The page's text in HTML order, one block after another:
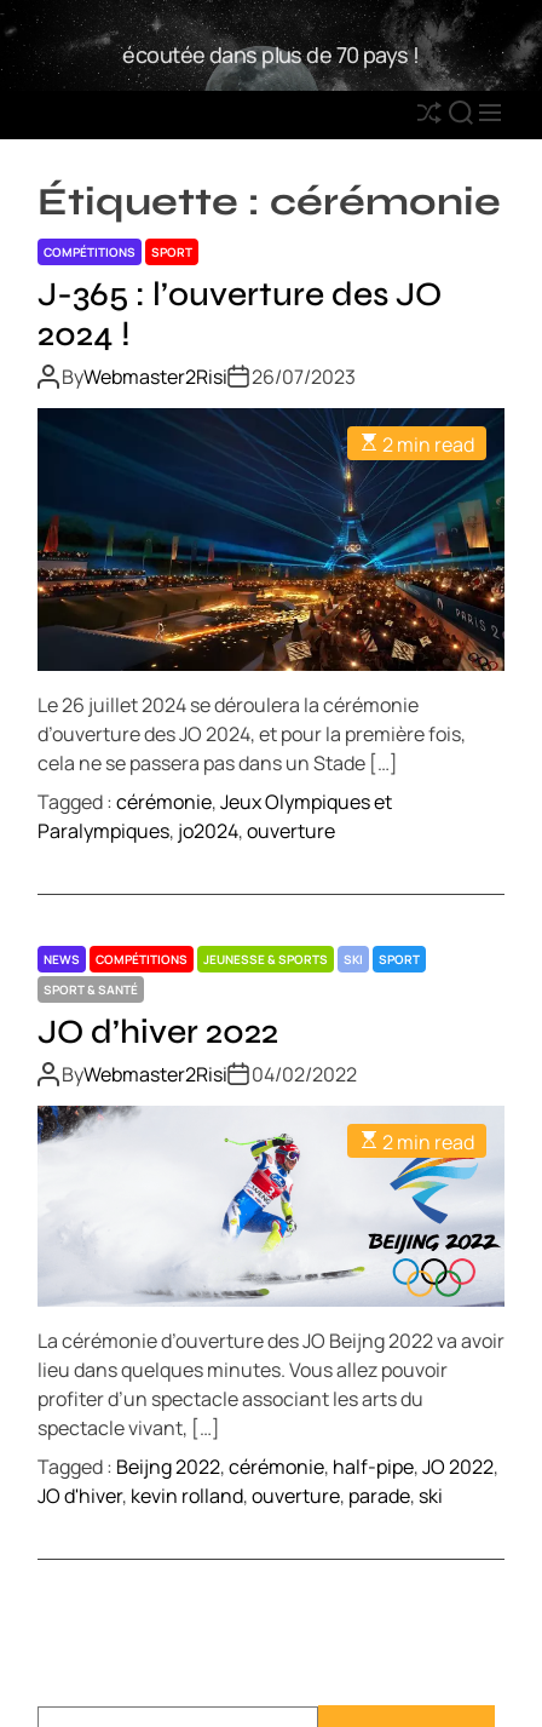
S
k
i
W
2
R
écoutée dans plus de 70 pays !
S
h
ff
S
E
R
M
E
U
Étiquette : cérémonie
COMPÉTITIONS SPORT
J-365 : l’ouverture des JO
2024 !
ByWebmaster2Risi 26/07/2023
2 min read
Le 26 juillet 2024 se déroulera la cérémonie
d’ouverture des JO 2024, et pour la première fois,
cela ne se passera pas dans un Stade […]
Tagged :cérémonie,Jeux Olympiques et
Paralympiques, jo2024,ouverture
NEWS COMPÉTITIONS JEUNESSE & SPORTS SKI
SPORT
SPORT & SANTÉ
JO d’hiver 2022
ByWebmaster2Risi 04/02/2022
2 min read
La cérémonie d’ouverture des JO Beijng 2022 va avoir
lieu dans quelques minutes. Vous allez pouvoir
profiter d’un spectacle associant les arts du
spectacle vivant, […]
Tagged : Beijng 2022,cérémonie, half-pipe,JO 2022,
JO d'hiver, kevin rolland,ouverture, parade, ski